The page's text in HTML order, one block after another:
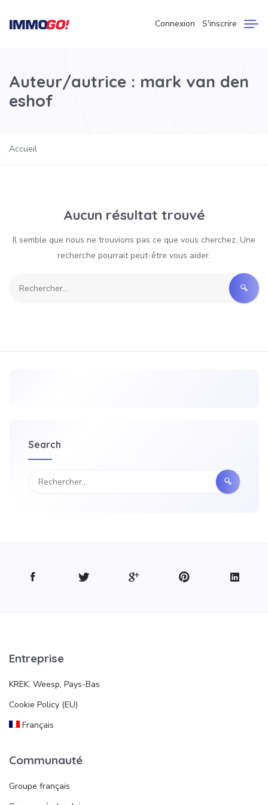
Connexion S'inscrire
Auteur/autrice : mark van den
eshof
Accueil
Aucun résultat trouvé
Il semble que nous ne trouvions pas ce que vous cherchez. Une
recherche pourrait peut-être vous aider.
Search
Entreprise
KREK. Weesp, Pays-Bas
Cookie Policy (EU)
Français
Communauté
Groupe français